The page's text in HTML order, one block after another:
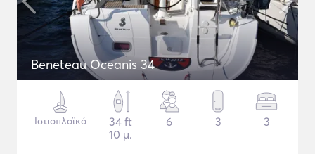
Beneteau Oceanis 34
Ιστιοπλοϊκό
34 ft
10 μ.
6 3 3